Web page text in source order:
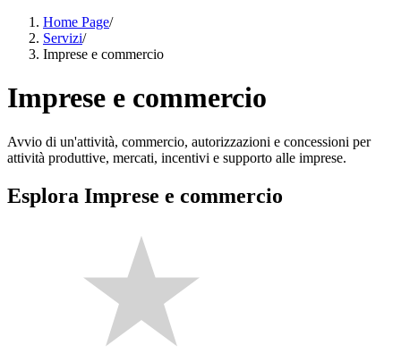
Home Page/
Servizi/
Imprese e commercio
Imprese e commercio
Avvio di un'attività, commercio, autorizzazioni e concessioni per
attività produttive, mercati, incentivi e supporto alle imprese.
Esplora Imprese e commercio